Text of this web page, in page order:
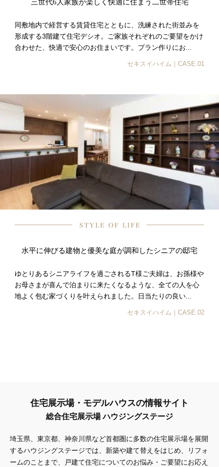
三世代6人家族が楽しく快適に住まう二世帯住宅
同敷地内で経営する賃貸住宅とともに、洗練された街並みを
形成する3階建て住宅デシオ。ご家族それぞれのご要望をかけ
合わせた、快適で安心のお住まいです。プラン作りにお...
セキスイハイム｜CASE.01
水平に伸びる建物と優美な庭が調和したシニアの邸宅
ゆとりあるシニアライフを過ごされるT様ご夫婦は、お孫様や
お母さまが喜んで泊まりに来たくなるような、全ての人を心
地よく包む家づくりを叶えられました。日当たりの良い...
セキスイハイム｜CASE.02
住宅展示場・モデルハウスの情報サイト
総合住宅展示場 ハウジングステージ
埼玉県、東京都、神奈川県など首都圏に多数の住宅展示場を展開
するハウジングステージでは、新築や建て替えをはじめ、リフォ
ームのことまで、戸建て住宅についてのお悩み・ご要望にお応え